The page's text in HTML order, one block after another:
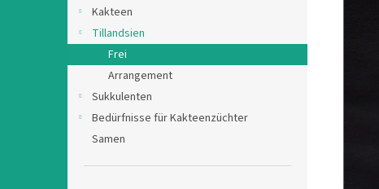
Kakteen
Tillandsien
Frei
Arrangement
Sukkulenten
Bedürfnisse für Kakteenzüchter
Samen